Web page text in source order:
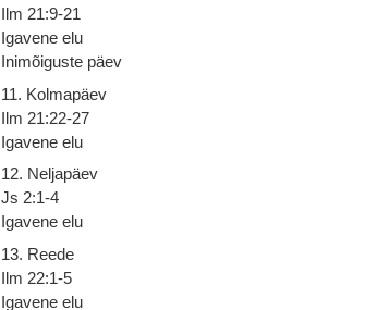
Ilm 21:9-21
Igavene elu
Inimõiguste päev
11. Kolmapäev
Ilm 21:22-27
Igavene elu
12. Neljapäev
Js 2:1-4
Igavene elu
13. Reede
Ilm 22:1-5
Igavene elu